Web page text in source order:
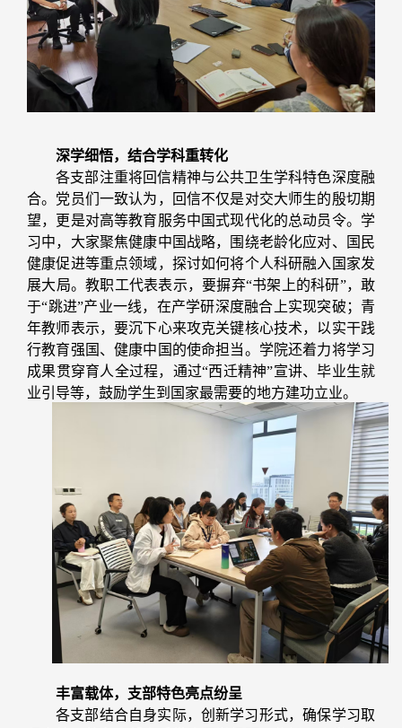
深学细悟，结合学科重转化
各支部注重将回信精神与公共卫生学科特色深度融
合。党员们一致认为，回信不仅是对交大师生的殷切期
望，更是对高等教育服务中国式现代化的总动员令。学
习中，大家聚焦健康中国战略，围绕老龄化应对、国民
健康促进等重点领域，探讨如何将个人科研融入国家发
展大局。教职工代表表示，要摒弃“书架上的科研”，敢
于“跳进”产业一线，在产学研深度融合上实现突破；青
年教师表示，要沉下心来攻克关键核心技术，以实干践
行教育强国、健康中国的使命担当。学院还着力将学习
成果贯穿育人全过程，通过“西迁精神”宣讲、毕业生就
业引导等，鼓励学生到国家最需要的地方建功立业。
丰富载体，支部特色亮点纷呈
各支部结合自身实际，创新学习形式，确保学习取